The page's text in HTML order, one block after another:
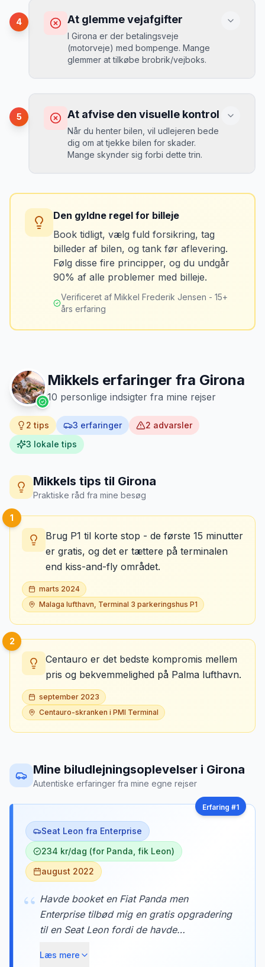
MJ
Mikkels erfaring September 2023
“En lille bule i døren kostede mig 8.000
kr. i selvrisiko. Siden har jeg altid
Du betaler 20-30% mere for brændstof,
da udlejeren tager høje benzinpriser.
Løsning
4 At glemme vejafgifter
I Girona er der betalingsveje
(motorveje) med bompenge. Mange
glemmer at tilkøbe brobrik/vejboks.
Du risikerer at køre forkert for at undgå
bomveje, eller at betale med kontanter
ved hver bom (langsommere og dyrere).
uge og sparer tid og besvær.
5 At afvise den visuelle kontrol
Når du henter bilen, vil udlejeren bede
dig om at tjekke bilen for skader.
Mange skynder sig forbi dette trin.
var der før du fik bilen.
Tag billeder af ALLE ridser, buler og
skader - selv de mindste. Tag også
billeder af kilometerstanden og
brændstofmåleren.
vinkler ved afhentning. Det har reddet
mig fra falske skadeskrav to gange. ”
Den gyldne regel for billeje
Book tidligt, vælg fuld forsikring, tag
billeder af bilen, og tank før aflevering.
Følg disse fire principper, og du undgår
90% af alle problemer med billeje.
Verificeret af Mikkel Frederik Jensen - 15+
års erfaring
Mikkels erfaringer fra Girona
10 personlige indsigter fra mine rejser
2 tips 3 erfaringer 2 advarsler
3 lokale tips
Mikkels tips til Girona
Praktiske råd fra mine besøg
1
Brug P1 til korte stop - de første 15 minutter
er gratis, og det er tættere på terminalen
end kiss-and-fly området.
marts 2024
Malaga lufthavn, Terminal 3 parkeringshus P1
2
Centauro er det bedste kompromis mellem
pris og bekvemmelighed på Palma lufthavn.
september 2023
Centauro-skranken i PMI Terminal
Mine biludlejningsoplevelser i Girona
Autentiske erfaringer fra mine egne rejser
Erfaring #1
Seat Leon fra Enterprise
234 kr/dag (for Panda, fik Leon)
august 2022
“ Havde booket en Fiat Panda men
Enterprise tilbød mig en gratis opgradering
til en Seat Leon fordi de havde
værd på turen til Marbella med al vores
Læs mere